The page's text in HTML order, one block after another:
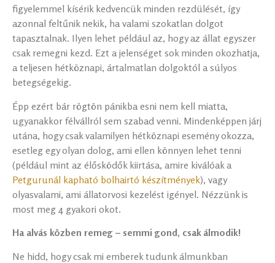
figyelemmel kísérik kedvencük minden rezdülését, így
azonnal feltűnik nekik, ha valami szokatlan dolgot
tapasztalnak. Ilyen lehet például az, hogy az állat egyszer
csak remegni kezd. Ezt a jelenséget sok minden okozhatja,
a teljesen hétköznapi, ártalmatlan dolgoktól a súlyos
betegségekig.
Épp ezért bár rögtön pánikba esni nem kell miatta,
ugyanakkor félvállról sem szabad venni. Mindenképpen járj
utána, hogy csak valamilyen hétköznapi esemény okozza,
esetleg egy olyan dolog, ami ellen könnyen lehet tenni
(például mint az élősködők kiirtása, amire kiválóak a
Petgurunál kapható bolhairtó készítmények), vagy
olyasvalami, ami állatorvosi kezelést igényel. Nézzünk is
most meg 4 gyakori okot.
Ha alvás közben remeg – semmi gond, csak álmodik!
Ne hidd, hogy csak mi emberek tudunk álmunkban